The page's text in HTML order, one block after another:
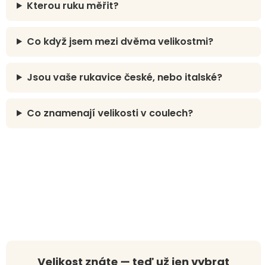
Kterou ruku měřit?
Co když jsem mezi dvěma velikostmi?
Jsou vaše rukavice české, nebo italské?
Co znamenají velikosti v coulech?
Velikost znáte — teď už jen vybrat